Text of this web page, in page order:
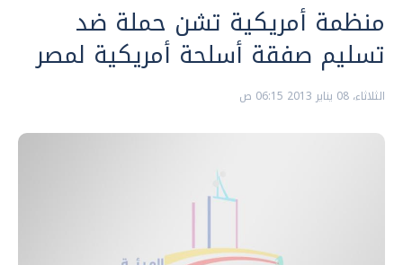
منظمة أمريكية تشن حملة ضد
تسليم صفقة أسلحة أمريكية لمصر
الثلاثاء، 08 يناير 2013 06:15 ص